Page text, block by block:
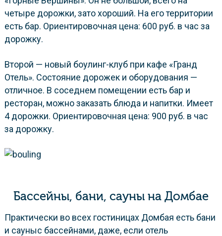
четыре дорожки, зато хороший. На его территории
есть бар. Ориентировочная цена: 600 руб. в час за
дорожку.
Второй — новый боулинг-клуб при кафе «Гранд
Отель». Состояние дорожек и оборудования —
отличное. В соседнем помещении есть бар и
ресторан, можно заказать блюда и напитки. Имеет
4 дорожки. Ориентировочная цена: 900 руб. в час
за дорожку.
Бассейны, бани, сауны на Домбае
Практически во всех гостиницах Домбая есть бани
и сауныс бассейнами, даже, если отель